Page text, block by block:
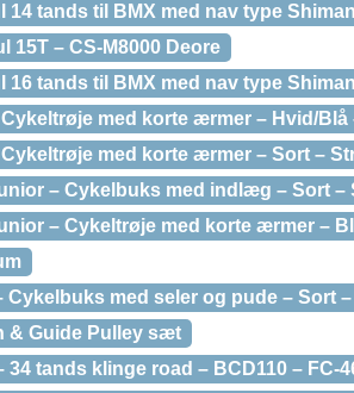
14 tands til BMX med nav type
15T – CS-M8000 Deore
16 tands til BMX med nav type
med korte ærmer – Hvid/Blå
med korte ærmer – Sort –
– Cykelbuks med indlæg – Sort –
– Cykeltrøje med korte ærmer –
Cykelbuks med seler og pude – Sort –
& Guide Pulley sæt
34 tands klinge road – BCD110 – FC-